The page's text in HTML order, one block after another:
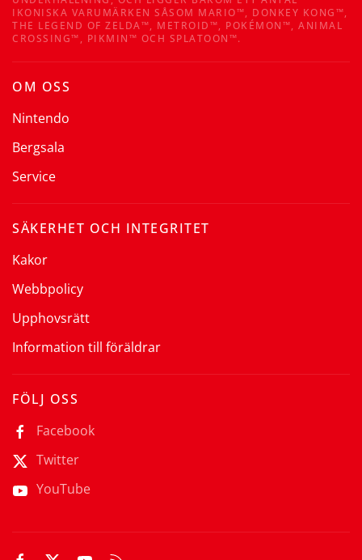
IKONISKA VARUMÄRKEN SÅSOM MARIO™, DONKEY KONG™,
THE LEGEND OF ZELDA™, METROID™, POKÉMON™, ANIMAL
CROSSING™, PIKMIN™ OCH SPLATOON™.
OM OSS
Nintendo
Bergsala
Service
SÄKERHET OCH INTEGRITET
Kakor
Webbpolicy
Upphovsrätt
Information till föräldrar
FÖLJ OSS
Facebook
Twitter
YouTube